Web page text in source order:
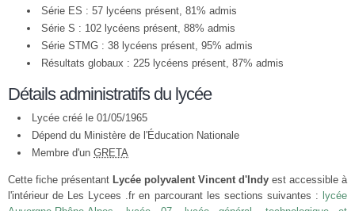
Série ES : 57 lycéens présent, 81% admis
Série S : 102 lycéens présent, 88% admis
Série STMG : 38 lycéens présent, 95% admis
Résultats globaux : 225 lycéens présent, 87% admis
Détails administratifs du lycée
Lycée créé le 01/05/1965
Dépend du Ministère de l'Éducation Nationale
Membre d'un GRETA
Cette fiche présentant Lycée polyvalent Vincent d'Indy est accessible à
l'intérieur de Les Lycees .fr en parcourant les sections suivantes : lycée